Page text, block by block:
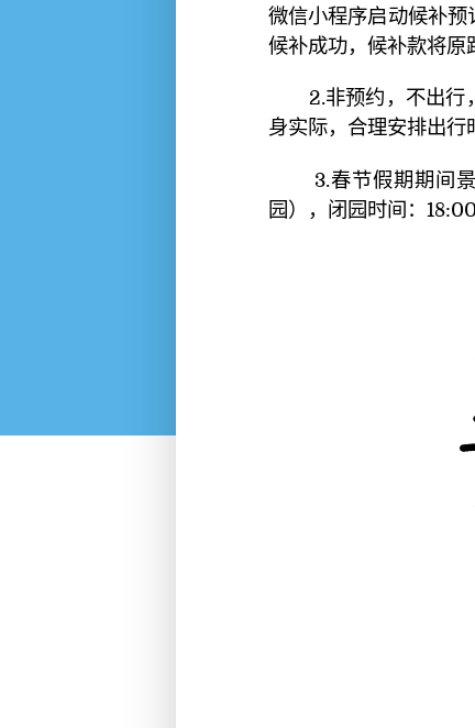
微信小程序启动候补
候补成功，候补款将原
2.非预约，不出行
身实际，合理安排出行
3.春节假期期间
园），闭园时间：18:00